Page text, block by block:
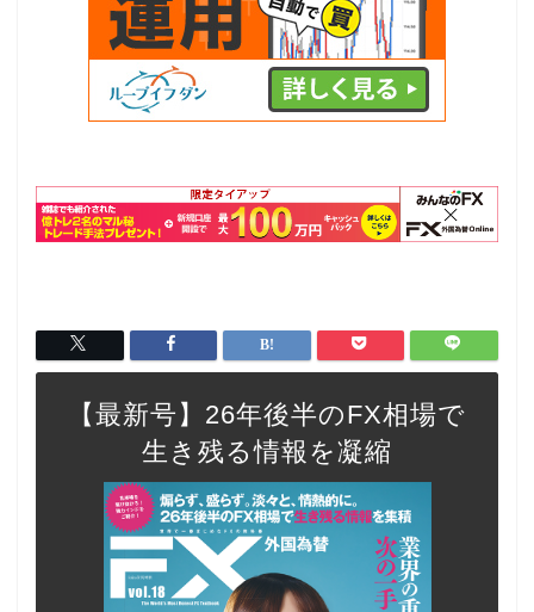
【最新号】26年後半のFX相場で
生き残る情報を凝縮